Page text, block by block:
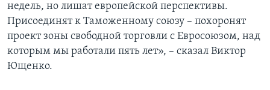
недель, но лишат европейской перспективы.
Присоединят к Таможенному союзу – похоронят
проект зоны свободной торговли с Евросоюзом, над
которым мы работали пять лет», – сказал Виктор
Ющенко.